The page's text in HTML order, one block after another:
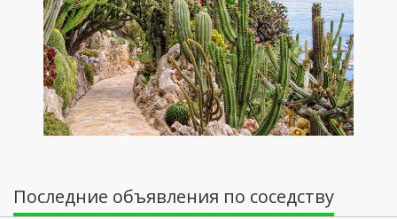
Последние объявления по соседству